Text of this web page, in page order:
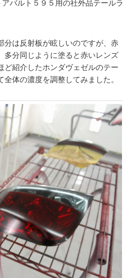
分は反射板が眩しいのですが、赤
多分同じように塗ると赤いレンズ
紹介したホンダヴェゼルのテー
体の濃度を調整してみました。